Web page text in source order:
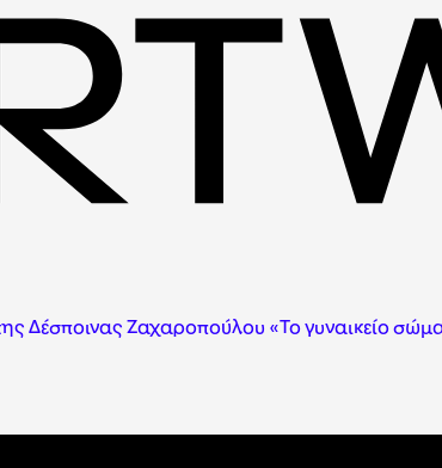
Δέσποινας Ζαχαροπούλου «Το γυναικείο σώμα